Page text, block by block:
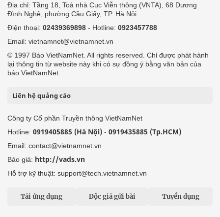
Địa chỉ: Tầng 18, Toà nhà Cục Viễn thông (VNTA), 68 Dương
Đình Nghệ, phường Cầu Giấy, TP. Hà Nội.
Điện thoại: 02439369898 - Hotline: 0923457788
Email: vietnamnet@vietnamnet.vn
© 1997 Báo VietNamNet. All rights reserved. Chỉ được phát hành
lại thông tin từ website này khi có sự đồng ý bằng văn bản của
báo VietNamNet.
Liên hệ quảng cáo
Công ty Cổ phần Truyền thông VietNamNet
Hotline: 0919405885 (Hà Nội) - 0919435885 (Tp.HCM)
Email: contact@vietnamnet.vn
Báo giá: http://vads.vn
Hỗ trợ kỹ thuật: support@tech.vietnamnet.vn
Tải ứng dụng Độc giả gửi bài Tuyển dụng